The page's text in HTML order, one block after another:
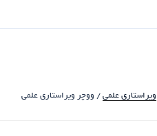
ویراستاری علمی / ووچر ویراستاری علمی